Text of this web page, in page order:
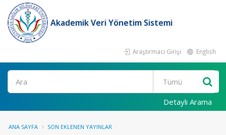
Akademik Veri Yönetim Sistemi
Araştırmacı Girişi English
Ara
Detaylı Arama
ANA SAYFA SON EKLENEN YAYINLAR